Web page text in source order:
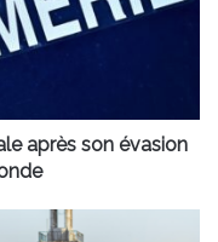
après son évasion